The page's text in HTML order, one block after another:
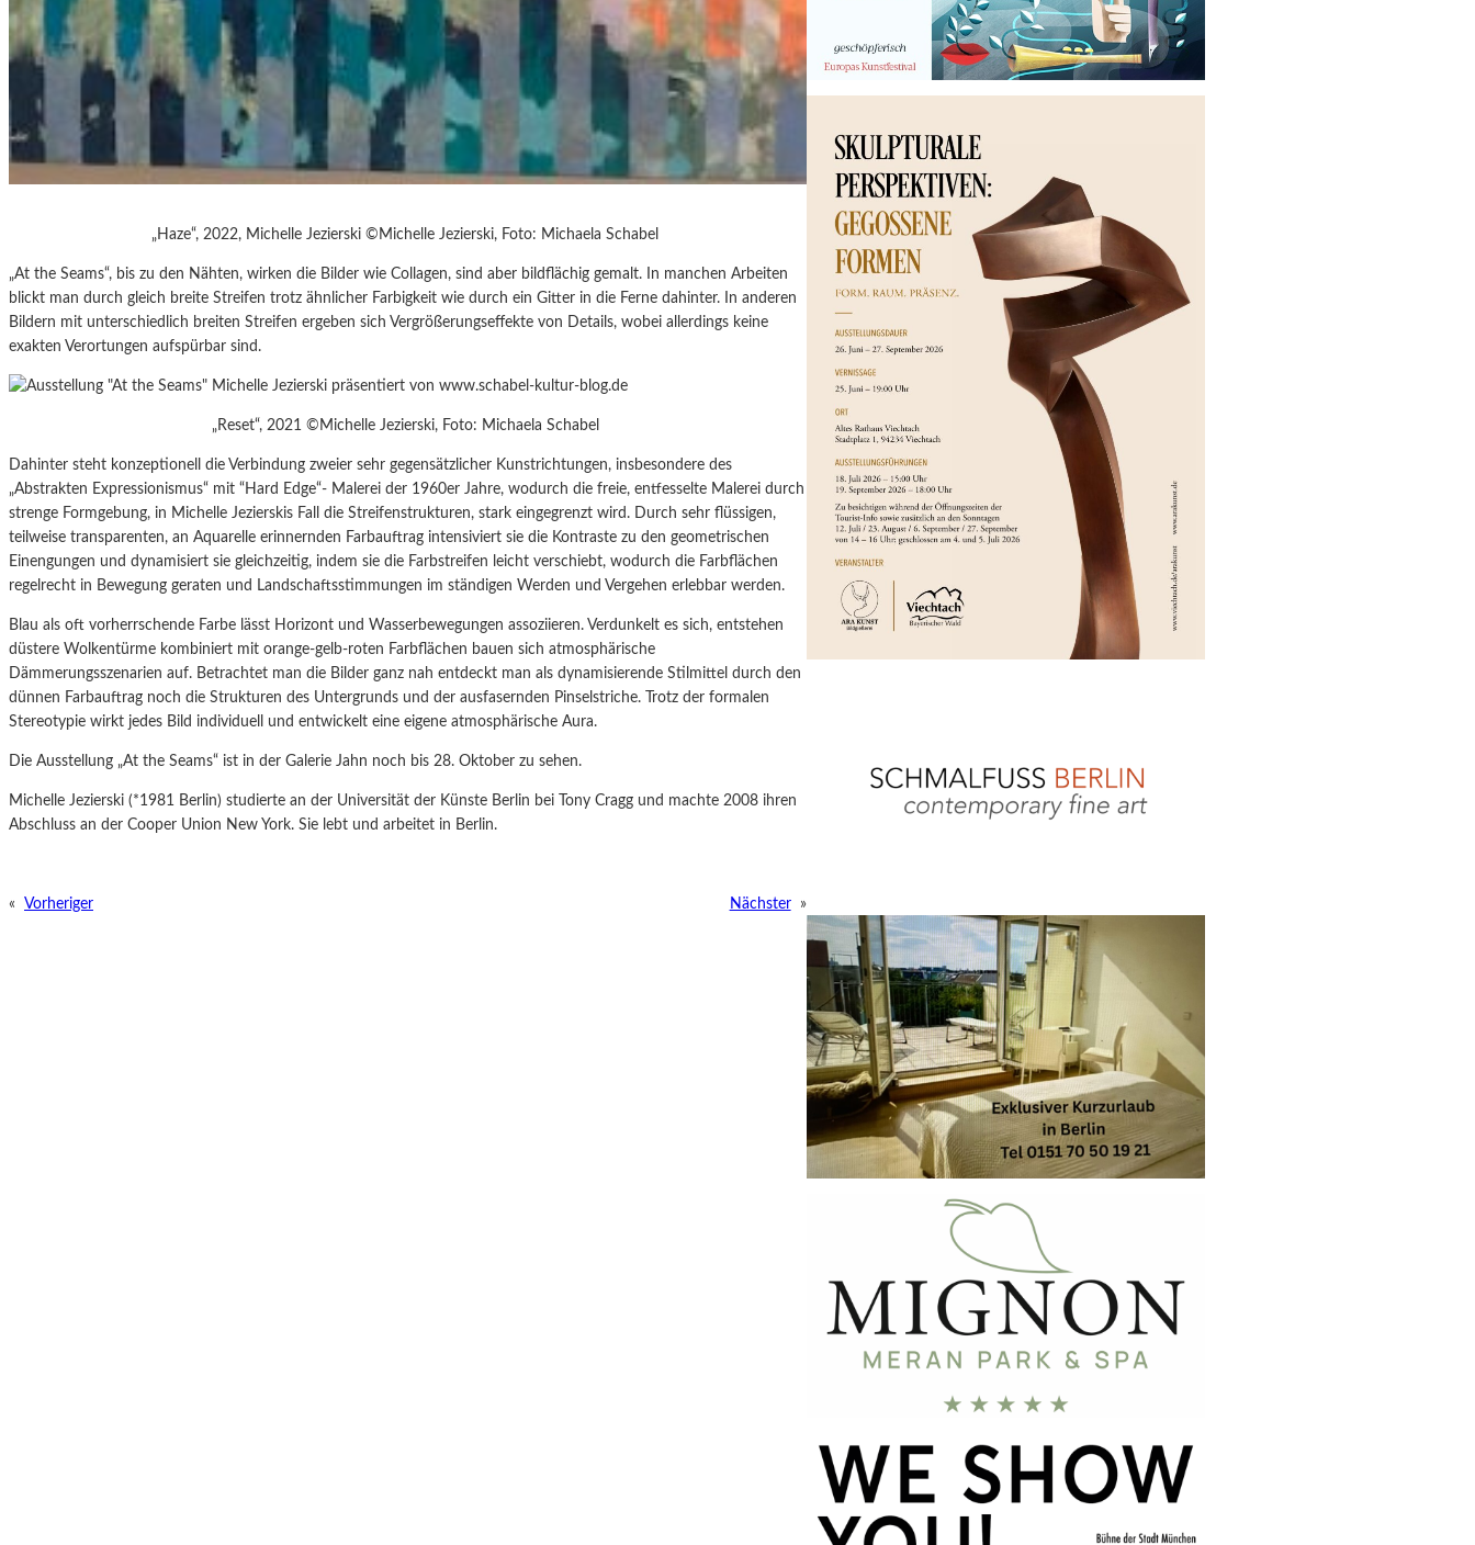
„Haze“, 2022, Michelle Jezierski ©Michelle Jezierski, Foto: Michaela Schabel
„At the Seams“, bis zu den Nähten, wirken die Bilder wie Collagen, sind aber bildflächig gemalt. In manchen Arbeiten
blickt man durch gleich breite Streifen trotz ähnlicher Farbigkeit wie durch ein Gitter in die Ferne dahinter. In anderen
Bildern mit unterschiedlich breiten Streifen ergeben sich Vergrößerungseffekte von Details, wobei allerdings keine
exakten Verortungen aufspürbar sind.
„Reset“, 2021 ©Michelle Jezierski, Foto: Michaela Schabel
Dahinter steht konzeptionell die Verbindung zweier sehr gegensätzlicher Kunstrichtungen, insbesondere des
„Abstrakten Expressionismus“ mit “Hard Edge“- Malerei der 1960er Jahre, wodurch die freie, entfesselte Malerei durch
strenge Formgebung, in Michelle Jezierskis Fall die Streifenstrukturen, stark eingegrenzt wird. Durch sehr flüssigen,
teilweise transparenten, an Aquarelle erinnernden Farbauftrag intensiviert sie die Kontraste zu den geometrischen
Einengungen und dynamisiert sie gleichzeitig, indem sie die Farbstreifen leicht verschiebt, wodurch die Farbflächen
regelrecht in Bewegung geraten und Landschaftsstimmungen im ständigen Werden und Vergehen erlebbar werden.
Blau als oft vorherrschende Farbe lässt Horizont und Wasserbewegungen assoziieren. Verdunkelt es sich, entstehen
düstere Wolkentürme kombiniert mit orange-gelb-roten Farbflächen bauen sich atmosphärische
Dämmerungsszenarien auf. Betrachtet man die Bilder ganz nah entdeckt man als dynamisierende Stilmittel durch den
dünnen Farbauftrag noch die Strukturen des Untergrunds und der ausfasernden Pinselstriche. Trotz der formalen
Stereotypie wirkt jedes Bild individuell und entwickelt eine eigene atmosphärische Aura.
Die Ausstellung „At the Seams“ ist in der Galerie Jahn noch bis 28. Oktober zu sehen.
Michelle Jezierski (*1981 Berlin) studierte an der Universität der Künste Berlin bei Tony Cragg und machte 2008 ihren
Abschluss an der Cooper Union New York. Sie lebt und arbeitet in Berlin.
« Vorheriger Nächster »